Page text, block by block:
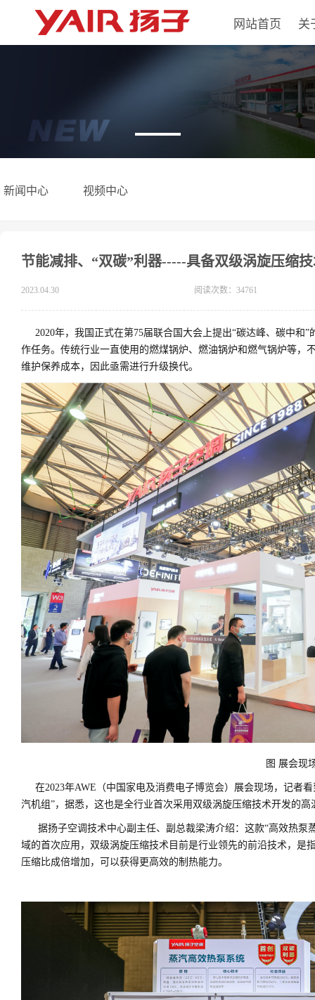
网站首页 关
新闻中心 视频中心
节能减排、“双碳”利器-----具备双级涡旋压缩
2023.04.30 阅读次数：34761
2020年，我国正式在第75届联合国大会上提出“碳达峰、碳中和
作任务。传统行业一直使用的燃煤锅炉、燃油锅炉和燃气锅炉等，
维护保养成本，因此亟需进行升级换代。
图 展会现
在2023年AWE（中国家电及消费电子博览会）展会现场，记者
汽机组”，据悉，这也是全行业首次采用双级涡旋压缩技术开发的高
据扬子空调技术中心副主任、副总裁梁涛介绍：这款“高效热泵
域的首次应用，双级涡旋压缩技术目前是行业领先的前沿技术，是
压缩比成倍增加，可以获得更高效的制热能力。